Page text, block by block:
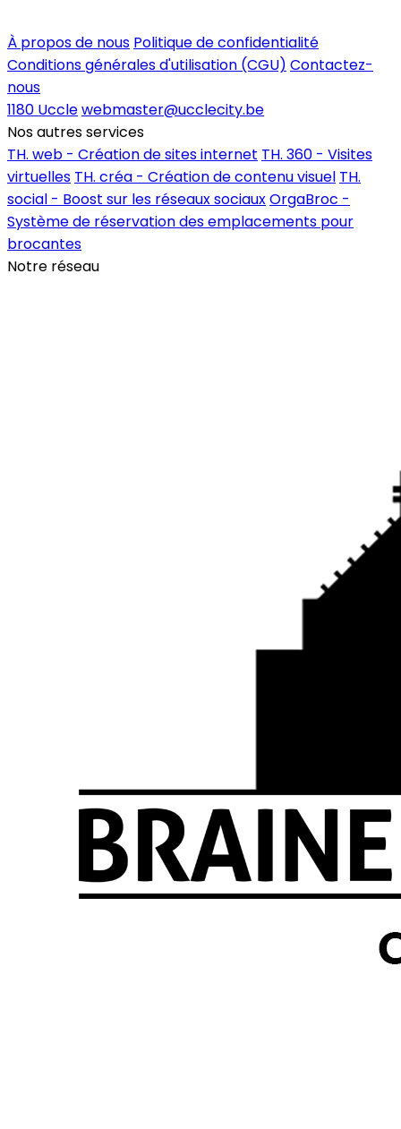
À propos de nous Politique de confidentialité
Conditions générales d'utilisation (CGU) Contactez-
nous
1180 Ucclewebmaster@ucclecity.be
Nos autres services
TH. web - Création de sites internet TH. 360 - Visites
virtuelles TH. créa - Création de contenu visuel TH.
social - Boost sur les réseaux sociauxOrgaBroc -
Système de réservation des emplacements pour
brocantes
Notre réseau